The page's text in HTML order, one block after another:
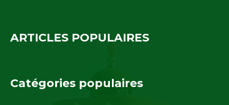
ARTICLES POPULAIRES
Catégories populaires